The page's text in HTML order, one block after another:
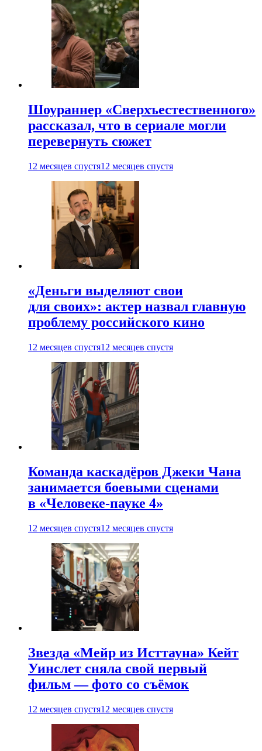
Шоураннер «Сверхъестественного»
рассказал, что в сериале могли
перевернуть сюжет
12 месяцев спустя12 месяцев спустя
«Деньги выделяют свои
для своих»: актер назвал главную
проблему российского кино
12 месяцев спустя12 месяцев спустя
Команда каскадёров Джеки Чана
занимается боевыми сценами
в «Человеке-пауке 4»
12 месяцев спустя12 месяцев спустя
Звезда «Мейр из Исттауна» Кейт
Уинслет сняла свой первый
фильм — фото со съёмок
12 месяцев спустя12 месяцев спустя